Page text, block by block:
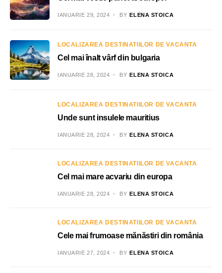
IANUARIE 29, 2024 BY ELENA STOICA
LOCALIZAREA DESTINATIILOR DE VACANTA
Cel mai înalt vârf din bulgaria
IANUARIE 28, 2024 BY ELENA STOICA
LOCALIZAREA DESTINATIILOR DE VACANTA
Unde sunt insulele mauritius
IANUARIE 28, 2024 BY ELENA STOICA
LOCALIZAREA DESTINATIILOR DE VACANTA
Cel mai mare acvariu din europa
IANUARIE 28, 2024 BY ELENA STOICA
LOCALIZAREA DESTINATIILOR DE VACANTA
Cele mai frumoase mănăstiri din românia
IANUARIE 27, 2024 BY ELENA STOICA